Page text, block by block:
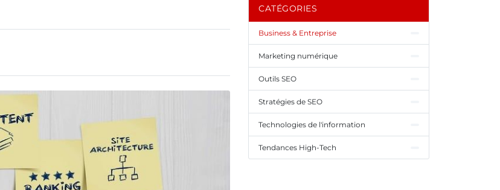
CATÉGORIES
Business & Entreprise
Marketing numérique
Outils SEO
Stratégies de SEO
Technologies de l'information
Tendances High-Tech